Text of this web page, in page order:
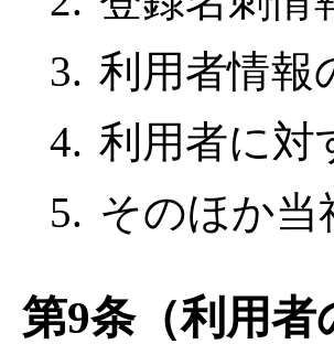
利用者情報
利用者に
そのほか当
第9条（利用者